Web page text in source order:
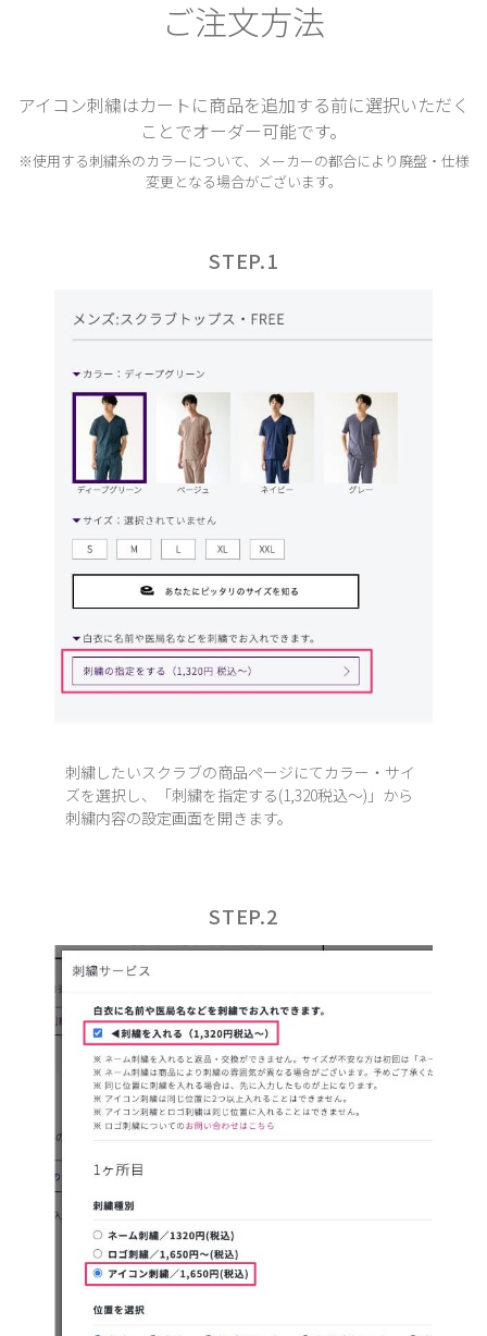
ご注文方法
アイコン刺繍はカートに商品を追加する前に選択いただく
ことでオーダー可能です。
※使用する刺繍糸のカラーについて、メーカーの都合により廃盤・仕様
変更となる場合がございます。
STEP.1
刺繍したいスクラブの商品ページにてカラー・サイ
ズを選択し、「刺繍を指定する(1,320税込〜)」から
刺繍内容の設定画面を開きます。
STEP.2